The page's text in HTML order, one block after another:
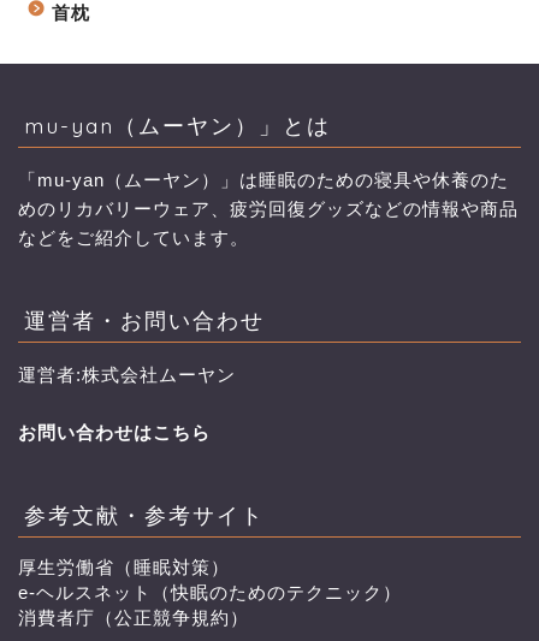
首枕
mu-yan（ムーヤン）」とは
「mu-yan（ムーヤン）」は睡眠のための寝具や休養のた
めのリカバリーウェア、疲労回復グッズなどの情報や商品
などをご紹介しています。
運営者・お問い合わせ
運営者:株式会社ムーヤン
お問い合わせはこちら
参考文献・参考サイト
厚生労働省（睡眠対策）
e-ヘルスネット（快眠のためのテクニック）
消費者庁（公正競争規約）